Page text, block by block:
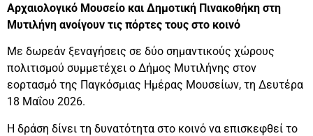
Αρχαιολογικό Μουσείο και Δημοτική Πινακοθήκη στη
Μυτιλήνη ανοίγουν τις πόρτες τους στο κοινό
Με δωρεάν ξεναγήσεις σε δύο σημαντικούς χώρους
πολιτισμού συμμετέχει ο Δήμος Μυτιλήνης στον
εορτασμό της Παγκόσμιας Ημέρας Μουσείων, τη Δευτέρα
18 Μαΐου 2026.
Η δράση δίνει τη δυνατότητα στο κοινό να επισκεφθεί το